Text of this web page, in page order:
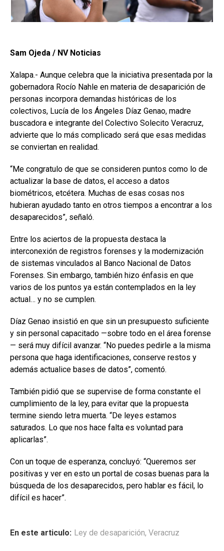
Sam Ojeda / NV Noticias
Xalapa.- Aunque celebra que la iniciativa presentada por la
gobernadora Rocío Nahle en materia de desaparición de
personas incorpora demandas históricas de los
colectivos, Lucía de los Ángeles Díaz Genao, madre
buscadora e integrante del Colectivo Solecito Veracruz,
advierte que lo más complicado será que esas medidas
se conviertan en realidad.
“Me congratulo de que se consideren puntos como lo de
actualizar la base de datos, el acceso a datos
biométricos, etcétera. Muchas de esas cosas nos
hubieran ayudado tanto en otros tiempos a encontrar a los
desaparecidos”, señaló.
Entre los aciertos de la propuesta destaca la
interconexión de registros forenses y la modernización
de sistemas vinculados al Banco Nacional de Datos
Forenses. Sin embargo, también hizo énfasis en que
varios de los puntos ya están contemplados en la ley
actual… y no se cumplen.
Díaz Genao insistió en que sin un presupuesto suficiente
y sin personal capacitado —sobre todo en el área forense
— será muy difícil avanzar. “No puedes pedirle a la misma
persona que haga identificaciones, conserve restos y
además actualice bases de datos”, comentó.
También pidió que se supervise de forma constante el
cumplimiento de la ley, para evitar que la propuesta
termine siendo letra muerta. “De leyes estamos
saturados. Lo que nos hace falta es voluntad para
aplicarlas”.
Con un toque de esperanza, concluyó: “Queremos ser
positivas y ver en esto un portal de cosas buenas para la
búsqueda de los desaparecidos, pero hablar es fácil, lo
difícil es hacer”.
En este articulo: Ley de desaparición, Veracruz